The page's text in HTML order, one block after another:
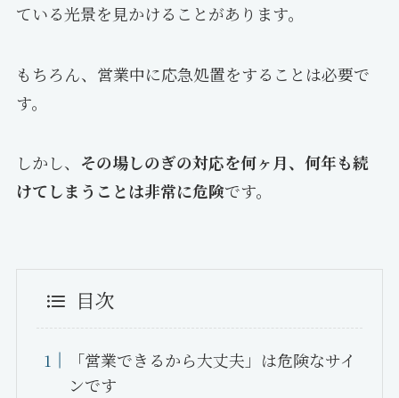
ている光景を見かけることがあります。
もちろん、営業中に応急処置をすることは必要で
す。
しかし、 その場しのぎの対応を何ヶ月、何年も続
けてしまうことは非常に危険です。
目次
「営業できるから大丈夫」は危険なサイ
ンです